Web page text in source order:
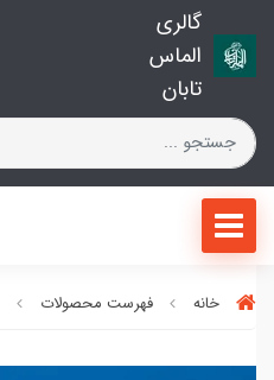
گالری
الماس
تابان
خانه فهرست محصولات